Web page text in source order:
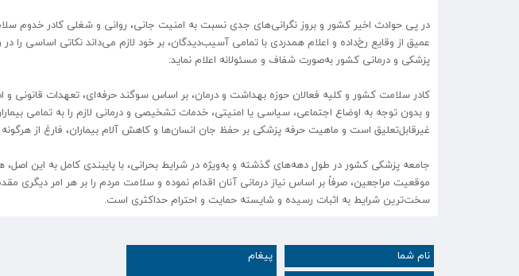
در پی حوادث اخیر کشور و بروز نگرانی‌های جدی نسبت به امنیت جانی، روانی و شغلی کادر خدوم
عمیق از وقایع رخ‌داده و اعلام همدردی با تمامی آسیب‌دیدگان، بر خود لازم می‌داند نکاتی اساسی
پزشکی و درمانی کشور به‌صورت شفاف و مسئولانه اعلام نماید:
کادر سلامت کشور و کلیه فعالان حوزه بهداشت و درمان، بر اساس سوگند حرفه‌ای، تعهدات قانونی و
و بدون توجه به اوضاع اجتماعی، سیاسی یا امنیتی، خدمات تشخیصی و درمانی لازم را به تمامی
غیرقابل‌تعلیق است و ماهیت حرفه پزشکی بر حفظ جان انسان‌ها و کاهش آلام بیماران، فارغ از
جامعه پزشکی کشور در طول دهه‌های گذشته و به‌ویژه در شرایط بحرانی، با پایبندی کامل به این
موقعیت مراجعین، صرفاً بر اساس نیاز درمانی آنان اقدام نموده و سلامت مردم را بر هر امر دیگری
سخت‌ترین شرایط به اثبات رسیده و شایسته حمایت و احترام حداکثری است.